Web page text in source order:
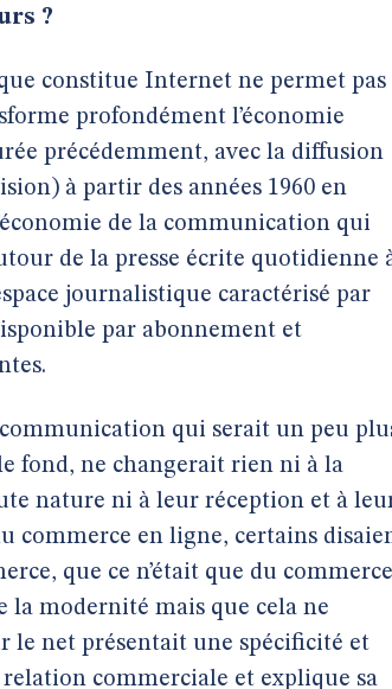
?
constitue Internet ne permet pas
profondément l’économie
précédemment, avec la diffusion
à partir des années 1960 en
de la communication qui
de la presse écrite quotidienne
journalistique caractérisé par
par abonnement et
qui serait un peu
fond, ne changerait rien ni à la
nature ni à leur réception et à
commerce en ligne, certains
que ce n’était que du commerce
la modernité mais que cela ne
le net présentait une spécificité et
commerciale et explique sa